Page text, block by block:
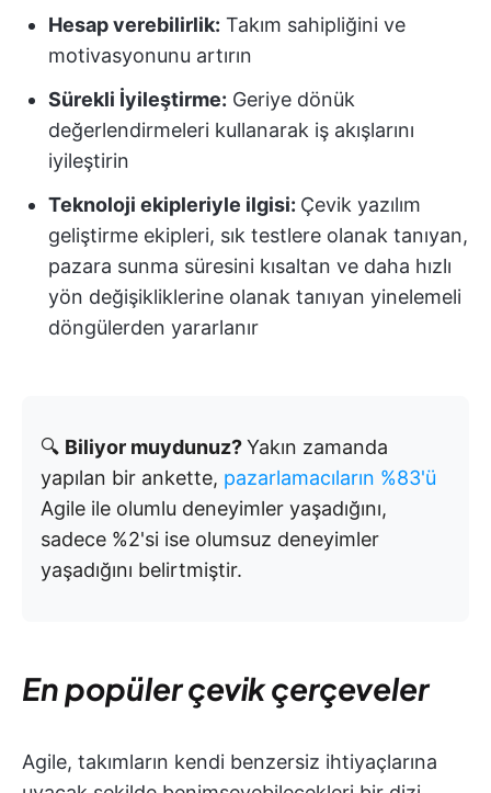
Hesap verebilirlik: Takım sahipliğini ve
motivasyonunu artırın
Sürekli İyileştirme: Geriye dönük
değerlendirmeleri kullanarak iş akışlarını
iyileştirin
Teknoloji ekipleriyle ilgisi: Çevik yazılım
geliştirme ekipleri, sık testlere olanak tanıyan,
pazara sunma süresini kısaltan ve daha hızlı
yön değişikliklerine olanak tanıyan yinelemeli
döngülerden yararlanır
🔍 Biliyor muydunuz?Yakın zamanda
yapılan bir ankette, pazarlamacıların %83'ü
Agile ile olumlu deneyimler yaşadığını,
sadece %2'si ise olumsuz deneyimler
yaşadığını belirtmiştir.
En popüler çevik çerçeveler
Agile, takımların kendi benzersiz ihtiyaçlarına